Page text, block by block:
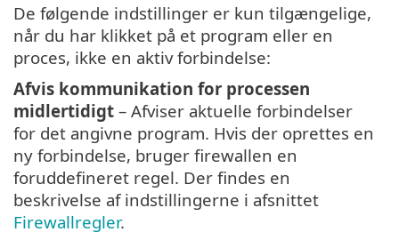
De følgende indstillinger er kun tilgængelige,
når du har klikket på et program eller en
proces, ikke en aktiv forbindelse:
Afvis kommunikation for processen
midlertidigt – Afviser aktuelle forbindelser
for det angivne program. Hvis der oprettes en
ny forbindelse, bruger firewallen en
foruddefineret regel. Der findes en
beskrivelse af indstillingerne i afsnittet
Firewallregler.